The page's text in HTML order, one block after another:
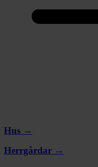
Hus →
Herrgårdar →